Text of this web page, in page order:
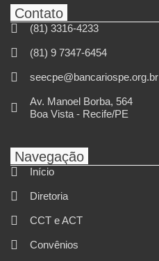
Contato
(81) 3316-4233
(81) 9 7347-6454
seecpe@bancariospe.org.br
Av. Manoel Borba, 564
Boa Vista - Recife/PE
Navegação
Início
Diretoria
CCT e ACT
Convênios